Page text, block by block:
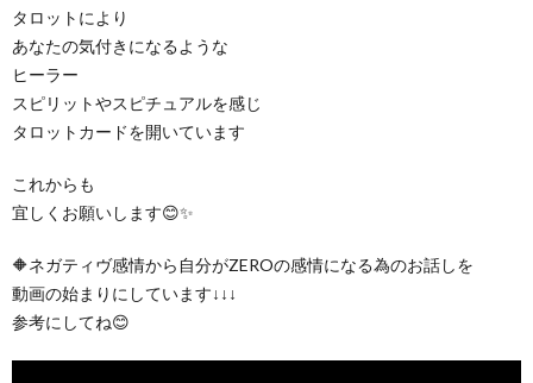
タロットにより
あなたの気付きになるような
ヒーラー
スピリットやスピチュアルを感じ
タロットカードを開いています
これからも
宜しくお願いします😊✨
🔶ネガティヴ感情から自分がZEROの感情になる為のお話しを
動画の始まりにしています↓↓↓
参考にしてね😊